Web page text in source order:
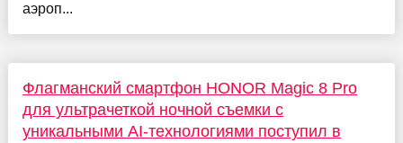
аэроп...
Флагманский смартфон HONOR Magic 8 Pro
для ультрачеткой ночной съемки с
уникальными AI-технологиями поступил в